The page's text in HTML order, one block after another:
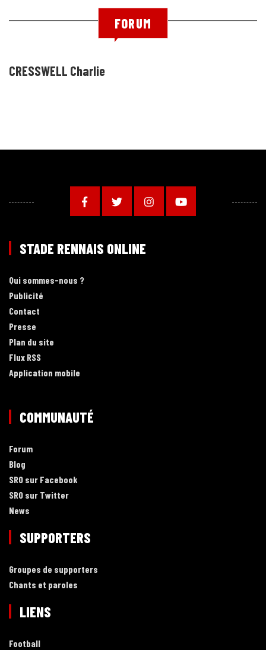
FORUM
CRESSWELL Charlie
STADE RENNAIS ONLINE
Qui sommes-nous ?
Publicité
Contact
Presse
Plan du site
Flux RSS
Application mobile
COMMUNAUTÉ
Forum
Blog
SRO sur Facebook
SRO sur Twitter
News
SUPPORTERS
Groupes de supporters
Chants et paroles
LIENS
Football